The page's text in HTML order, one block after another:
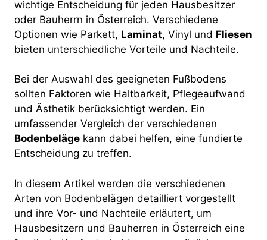
wichtige Entscheidung für jeden Hausbesitzer
oder Bauherrn in Österreich. Verschiedene
Optionen wie Parkett, Laminat, Vinyl und Fliesen
bieten unterschiedliche Vorteile und Nachteile.
Bei der Auswahl des geeigneten Fußbodens
sollten Faktoren wie Haltbarkeit, Pflegeaufwand
und Ästhetik berücksichtigt werden. Ein
umfassender Vergleich der verschiedenen
Bodenbeläge kann dabei helfen, eine fundierte
Entscheidung zu treffen.
In diesem Artikel werden die verschiedenen
Arten von Bodenbelägen detailliert vorgestellt
und ihre Vor- und Nachteile erläutert, um
Hausbesitzern und Bauherren in Österreich eine